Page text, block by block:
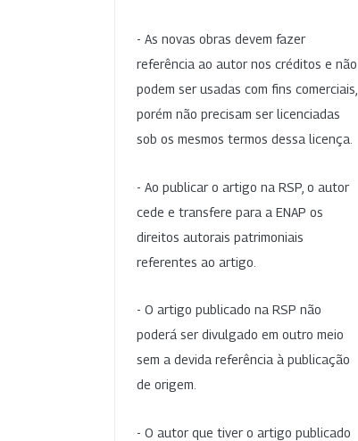
- As novas obras devem fazer
referência ao autor nos créditos e não
podem ser usadas com fins comerciais,
porém não precisam ser licenciadas
sob os mesmos termos dessa licença.
- Ao publicar o artigo na RSP, o autor
cede e transfere para a ENAP os
direitos autorais patrimoniais
referentes ao artigo.
- O artigo publicado na RSP não
poderá ser divulgado em outro meio
sem a devida referência à publicação
de origem.
- O autor que tiver o artigo publicado